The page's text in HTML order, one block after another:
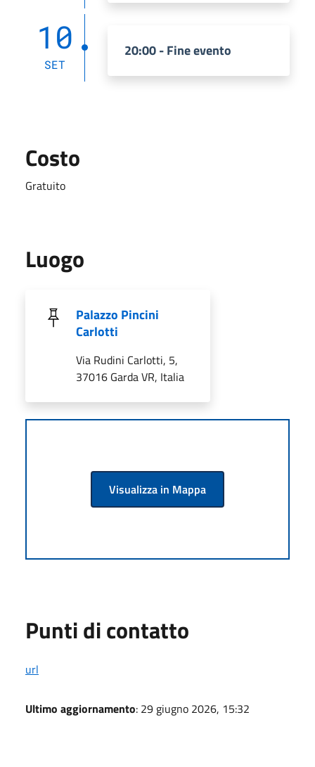
10
SET
20:00 - Fine evento
Costo
Gratuito
Luogo
Palazzo Pincini
Carlotti
Via Rudini Carlotti, 5,
37016 Garda VR, Italia
Visualizza in Mappa
Punti di contatto
url
Ultimo aggiornamento: 29 giugno 2026, 15:32